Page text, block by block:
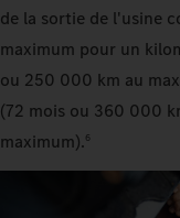
de la sortie de l'usine
maximum pour un
ou 250 000 km au
(72 mois ou 360 000
maximum).6